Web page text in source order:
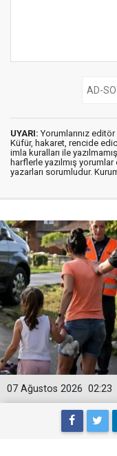
UYARI: Yorumlarınız
Küfür, hakaret, rencide
imla kuralları ile
harflerle yazılmış
yazarları sorumludur.
02:23
07 Ağustos 2026